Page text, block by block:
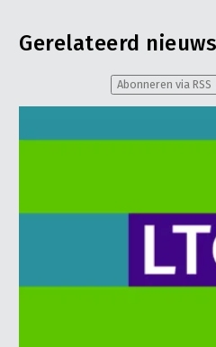
Gerelateerd nieuws
Abonneren via RSS